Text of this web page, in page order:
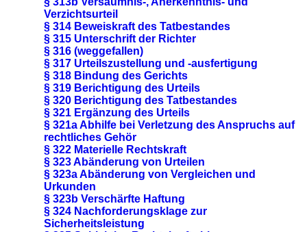
Verzichtsurteil
§ 314 Beweiskraft des Tatbestandes
§ 315 Unterschrift der Richter
§ 316 (weggefallen)
§ 317 Urteilszustellung und -ausfertigung
§ 318 Bindung des Gerichts
§ 319 Berichtigung des Urteils
§ 320 Berichtigung des Tatbestandes
§ 321 Ergänzung des Urteils
§ 321a Abhilfe bei Verletzung des Anspruchs auf
rechtliches Gehör
§ 322 Materielle Rechtskraft
§ 323 Abänderung von Urteilen
§ 323a Abänderung von Vergleichen und
Urkunden
§ 323b Verschärfte Haftung
§ 324 Nachforderungsklage zur
Sicherheitsleistung